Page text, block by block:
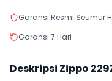
Garansi Resmi Seumur
Garansi 7 Hari
Deskripsi Zippo